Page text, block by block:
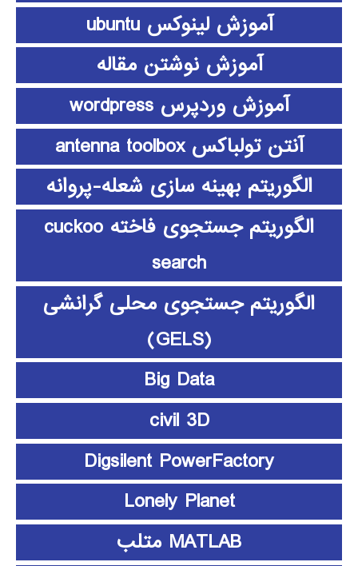
آموزش لینوکس ubuntu
آموزش نوشتن مقاله
آموزش وردپرس wordpress
آنتن تولباکس antenna toolbox
الگوریتم بهینه سازی شعله-پروانه
الگوریتم جستجوی فاخته cuckoo
search
الگوریتم جستجوی محلی گرانشی
(GELS)
Big Data
civil 3D
Digsilent PowerFactory
Lonely Planet
MATLAB متلب